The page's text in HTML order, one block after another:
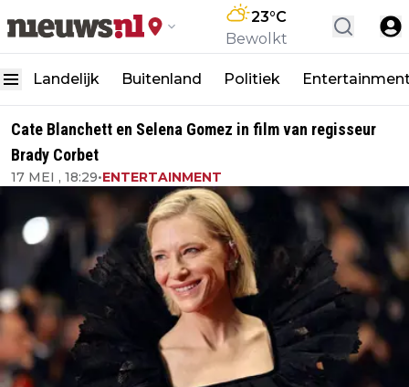
23°C
Bewolkt
Landelijk Buitenland Politiek
Cate Blanchett en Selena Gomez in film van regisseur
Brady Corbet
17 MEI , 18:29•ENTERTAINMENT